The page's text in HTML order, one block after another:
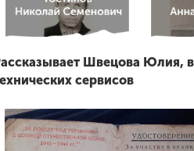
об
Швецова Юлия,
сервисов